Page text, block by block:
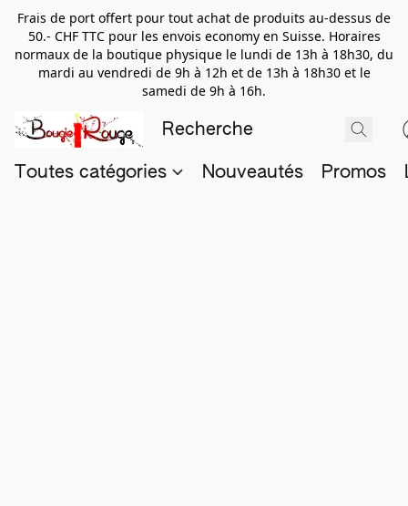
Frais de port offert pour tout achat de produits au-dessus de
50.- CHF TTC pour les envois economy en Suisse. Horaires
normaux de la boutique physique le lundi de 13h à 18h30, du
mardi au vendredi de 9h à 12h et de 13h à 18h30 et le
samedi de 9h à 16h.
Toutes catégories Nouveautés Promos